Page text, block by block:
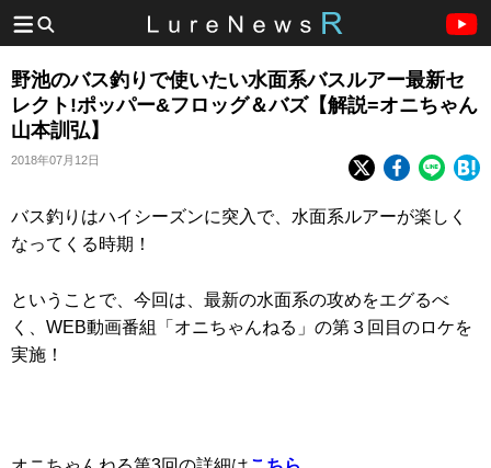
野池のバス釣りで使いたい水面系バスルアー最新セ
レクト!ポッパー&フロッグ＆バズ【解説=オニちゃん
山本訓弘】
2018年07月12日
バス釣りはハイシーズンに突入で、水面系ルアーが楽しく
なってくる時期！
ということで、今回は、最新の水面系の攻めをエグるべ
く、WEB動画番組「オニちゃんねる」の第３回目のロケを
実施！